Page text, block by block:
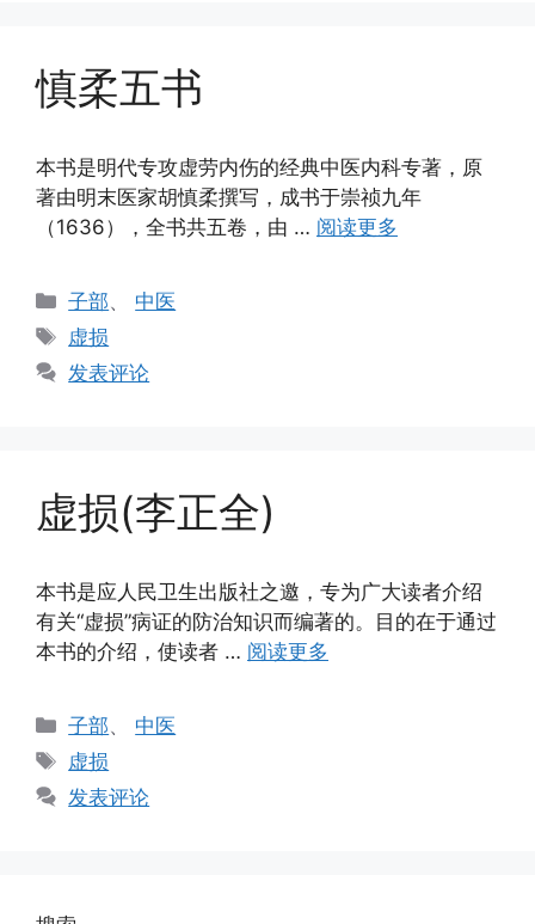
慎柔五书
本书是明代专攻虚劳内伤的经典中医内科专著，原
著由明末医家胡慎柔撰写，成书于崇祯九年
（1636），全书共五卷，由 … 阅读更多
分
类
子部、 中医
标
签
虚损
发表评论
虚损(李正全)
本书是应人民卫生出版社之邀，专为广大读者介绍
有关“虚损”病证的防治知识而编著的。目的在于通过
本书的介绍，使读者 … 阅读更多
分
类
子部、 中医
标
签
虚损
发表评论